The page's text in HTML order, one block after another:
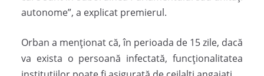
autonome”, a explicat premierul.
Orban a menţionat că, în perioada de 15 zile, dacă
va exista o persoană infectată, funcţionalitatea